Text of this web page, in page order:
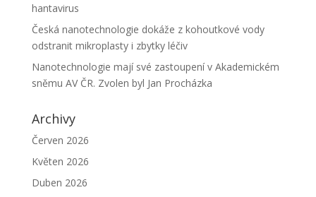
hantavirus
Česká nanotechnologie dokáže z kohoutkové vody
odstranit mikroplasty i zbytky léčiv
Nanotechnologie mají své zastoupení v Akademickém
sněmu AV ČR. Zvolen byl Jan Procházka
Archivy
Červen 2026
Květen 2026
Duben 2026